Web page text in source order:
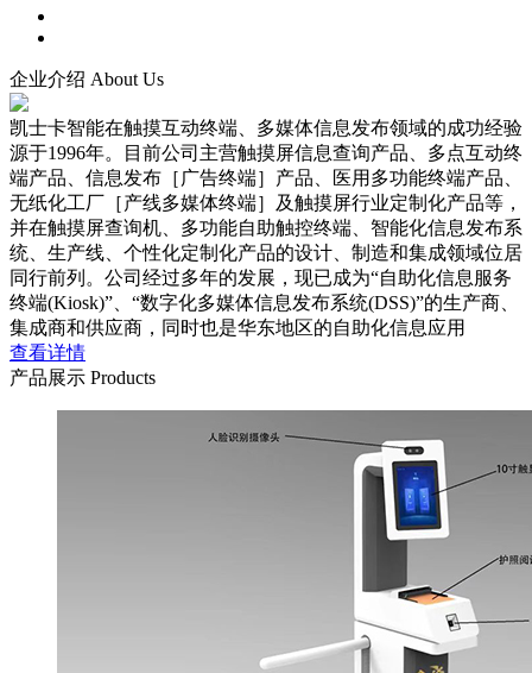
企业介绍 About Us
凯士卡智能在触摸互动终端、多媒体信息发布领域的成功经验
源于1996年。目前公司主营触摸屏信息查询产品、多点互动终
端产品、信息发布［广告终端］产品、医用多功能终端产品、
无纸化工厂［产线多媒体终端］及触摸屏行业定制化产品等，
并在触摸屏查询机、多功能自助触控终端、智能化信息发布系
统、生产线、个性化定制化产品的设计、制造和集成领域位居
同行前列。公司经过多年的发展，现已成为“自助化信息服务
终端(Kiosk)”、“数字化多媒体信息发布系统(DSS)”的生产商、
集成商和供应商，同时也是华东地区的自助化信息应用
查看详情
产品展示 Products